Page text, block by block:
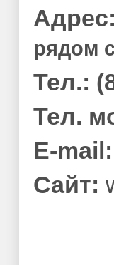
рядом
Тел.:
Тел.
Е-
Сайт: